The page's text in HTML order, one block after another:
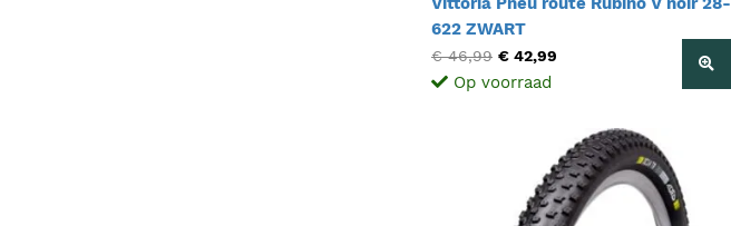
622 ZWART
€ 46,99 € 42,99
Op voorraad